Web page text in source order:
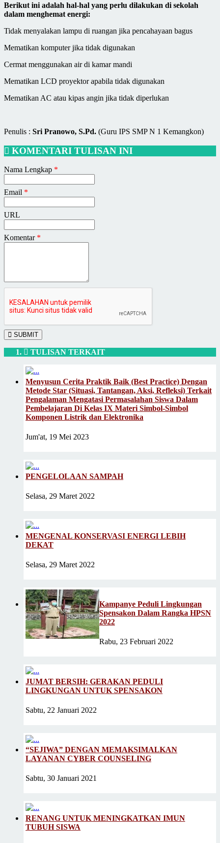
Berikut ini adalah hal-hal yang perlu dilakukan di sekolah
dalam menghemat energi:
Tidak menyalakan lampu di ruangan jika pencahayaan bagus
Mematikan komputer jika tidak digunakan
Cermat menggunakan air di kamar mandi
Mematikan LCD proyektor apabila tidak digunakan
Mematikan AC atau kipas angin jika tidak diperlukan
Penulis : Sri Pranowo, S.Pd. (Guru IPS SMP N 1 Kemangkon)
KOMENTARI TULISAN INI
Nama Lengkap *
Email *
URL
Komentar *
SUBMIT
TULISAN TERKAIT
Menyusun Cerita Praktik Baik (Best Practice) Dengan
Metode Star (Situasi, Tantangan, Aksi, Refleksi) Terkait
Pengalaman Mengatasi Permasalahan Siswa Dalam
Pembelajaran Di Kelas IX Materi Simbol-Simbol
Komponen Listrik dan Elektronika
Jum'at, 19 Mei 2023
PENGELOLAAN SAMPAH
Selasa, 29 Maret 2022
MENGENAL KONSERVASI ENERGI LEBIH
DEKAT
Selasa, 29 Maret 2022
Kampanye Peduli Lingkungan
Spensakon Dalam Rangka HPSN
2022
Rabu, 23 Februari 2022
JUMAT BERSIH: GERAKAN PEDULI
LINGKUNGAN UNTUK SPENSAKON
Sabtu, 22 Januari 2022
“SEJIWA” DENGAN MEMAKSIMALKAN
LAYANAN CYBER COUNSELING
Sabtu, 30 Januari 2021
RENANG UNTUK MENINGKATKAN IMUN
TUBUH SISWA